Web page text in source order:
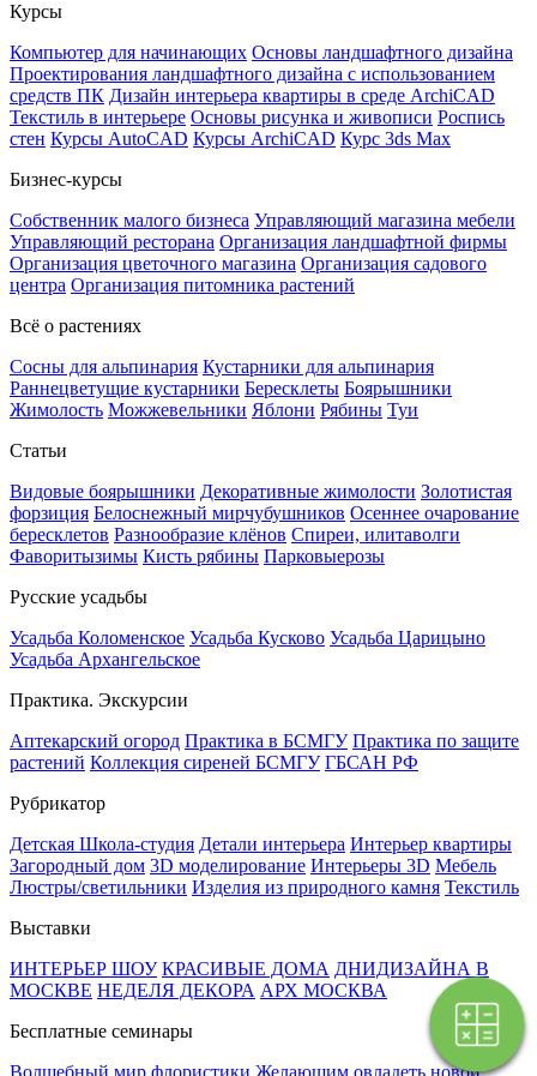
Поэтапная
оплата
Курсы
Компьютер для начинающих Основы ландшафтного дизайна
Проектирования ландшафтного дизайна с использованием
средств ПК Дизайн интерьера квартиры в среде ArchiCAD
Текстиль в интерьере Основы рисунка и живописи Роспись
стен Курсы AutoCAD Курсы ArchiCAD Курс 3ds Max
Бизнес-курсы
Собственник малого бизнеса Управляющий магазина мебели
Управляющий ресторана Организация ландшафтной фирмы
Организация цветочного магазина Организация садового
центра Организация питомника растений
Всё о растениях
Сосны для альпинария Кустарники для альпинария
Раннецветущие кустарники Бересклеты Боярышники
Жимолость Можжевельники Яблони Рябины Туи
Статьи
Видовые боярышники Декоративные жимолости Золотистая
форзиция Белоснежный мирчубушников Осеннее очарование
бересклетов Разнообразие клёнов Спиреи, илитаволги
Фаворитызимы Кисть рябины Парковыерозы
Русские усадьбы
Усадьба Коломенское Усадьба Кусково Усадьба Царицыно
Усадьба Архангельское
Практика. Экскурсии
Аптекарский огород Практика в БСМГУ Практика по защите
растений Коллекция сиреней БСМГУ ГБСАН РФ
Рубрикатор
Детская Школа-студия Детали интерьера Интерьер квартиры
Загородный дом 3D моделирование Интерьеры 3D Мебель
Люстры/светильники Изделия из природного камня Текстиль
Выставки
ИНТЕРЬЕР ШОУ КРАСИВЫЕ ДОМА ДНИДИЗАЙНА В
МОСКВЕ НЕДЕЛЯ ДЕКОРА АРХ МОСКВА
Бесплатные семинары
Волшебный мир флористики Желающим овладеть новой